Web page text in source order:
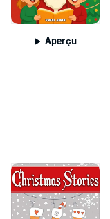
Aperçu